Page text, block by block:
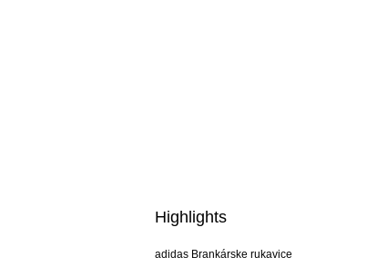
Highlights
adidas Brankárske rukavice